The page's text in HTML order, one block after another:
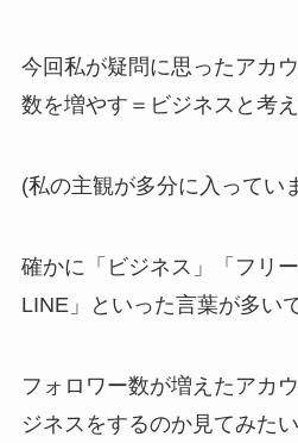
今回私が疑問に思ったアカ
数を増やす＝ビジネスと考
(私の主観が多分に入ってい
確かに「ビジネス」「フリ
LINE」といった言葉が多い
フォロワー数が増えたアカ
ジネスをするのか見てみたい